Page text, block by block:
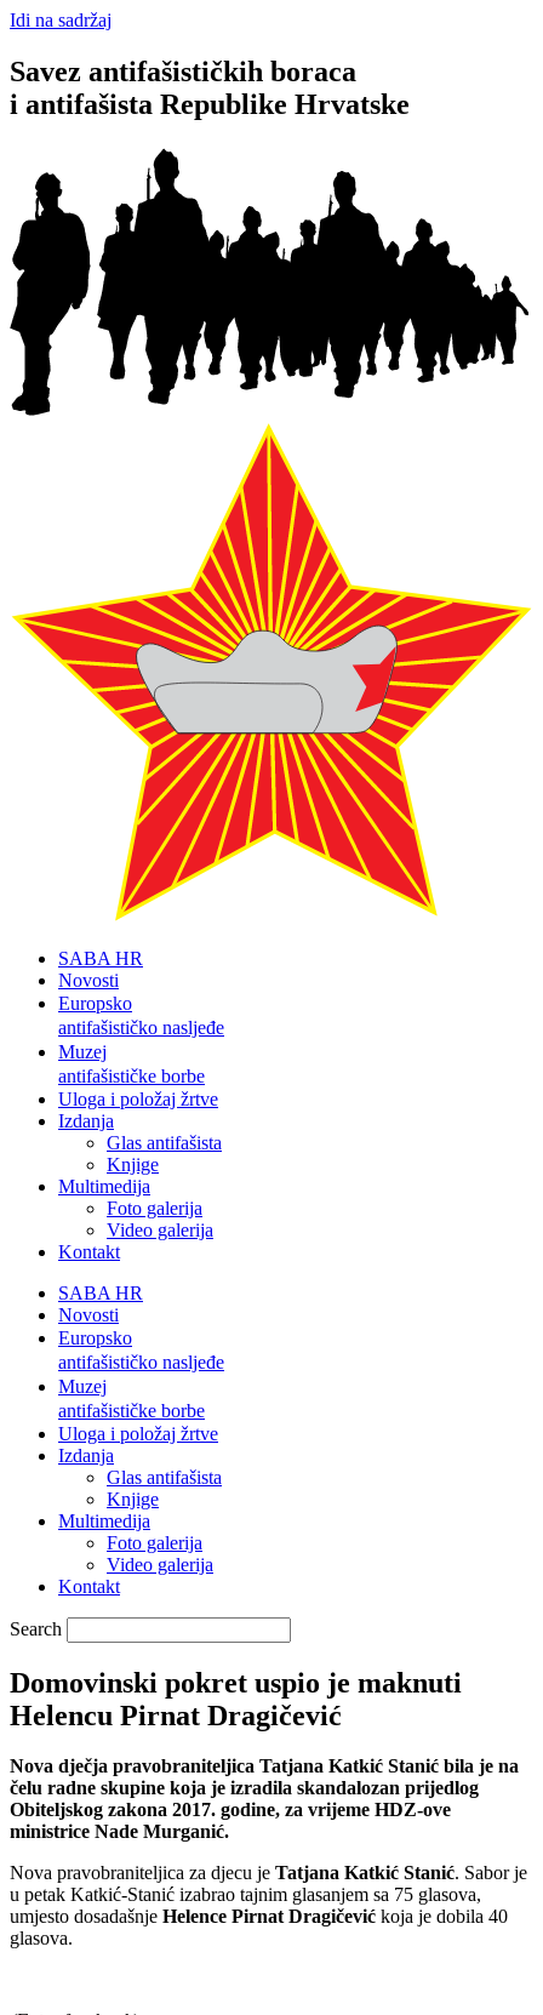
Idi na sadržaj
Savez antifašističkih boraca
i antifašista Republike Hrvatske
SABA HR
Novosti
Europsko
antifašističko nasljeđe
Muzej
antifašističke borbe
Uloga i položaj žrtve
Izdanja
Glas antifašista
Knjige
Multimedija
Foto galerija
Video galerija
Kontakt
SABA HR
Novosti
Europsko
antifašističko nasljeđe
Muzej
antifašističke borbe
Uloga i položaj žrtve
Izdanja
Glas antifašista
Knjige
Multimedija
Foto galerija
Video galerija
Kontakt
Search
Domovinski pokret uspio je maknuti
Helencu Pirnat Dragičević
Nova dječja pravobraniteljica Tatjana Katkić Stanić bila je na
čelu radne skupine koja je izradila skandalozan prijedlog
Obiteljskog zakona 2017. godine, za vrijeme HDZ-ove
ministrice Nade Murganić.
Nova pravobraniteljica za djecu je Tatjana Katkić Stanić. Sabor je
u petak Katkić-Stanić izabrao tajnim glasanjem sa 75 glasova,
umjesto dosadašnje Helence Pirnat Dragičević koja je dobila 40
glasova.